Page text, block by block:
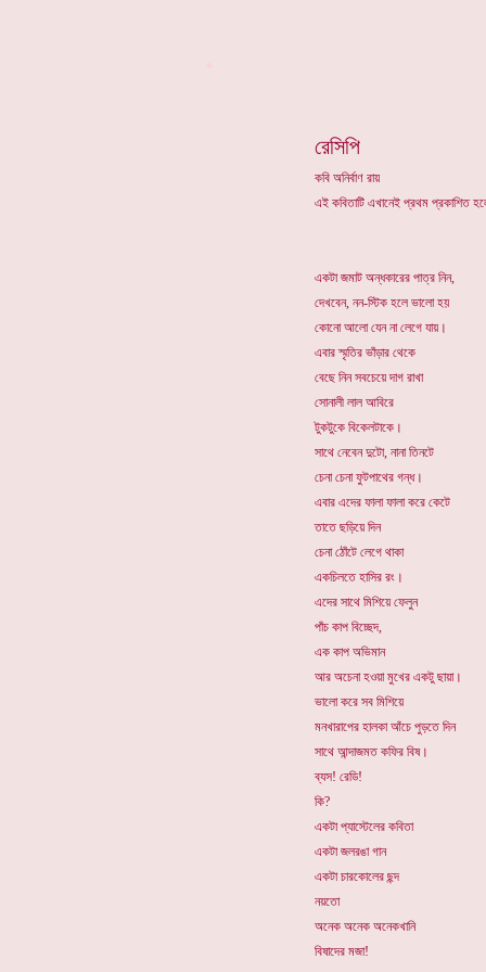
রেসিপি
কবি অনির্বাণ রায়
এই কবিতাটি এখানেই প্রথম প্রকাশিত
একটা জমাট অন্ধকারের পাত্র নিন,
দেখবেন, নন-স্টিক হলে ভালো হয়
কোনো আলো যেন না লেগে যায়।
এবার স্মৃতির ভাঁড়ার থেকে
বেছে নিন সবচেয়ে দাগ রাখা
সোনালী লাল আবিরে
টুকটুকে বিকেলটাকে।
সাথে নেবেন দুটো, নানা তিনটে
চেনা চেনা ফুটপাথের গন্ধ।
এবার এদের ফালা ফালা করে কেটে
তাতে ছড়িয়ে দিন
চেনা ঠোঁটে লেগে থাকা
একচিলতে হাসির রং।
এদের সাথে মিশিয়ে ফেলুন
পাঁচ কাপ বিচ্ছেদ,
এক কাপ অভিমান
আর অচেনা হওয়া মুখের একটু ছায়া।
ভালো করে সব মিশিয়ে
মনখারাপের হালকা আঁচে পুড়তে দিন
সাথে আন্দাজমত কফির বিষ।
ব্যস! রেডি!
কি?
একটা প্যাস্টেলের কবিতা
একটা জলরঙা গান
একটা চারকোলের ছন্দ
নয়তো
অনেক অনেক অনেকখানি
বিষাদের মজা!